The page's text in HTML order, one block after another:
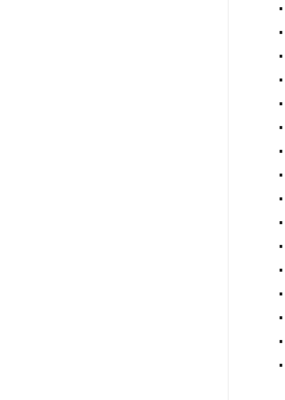
•
•
•
•
•
•
•
•
•
•
•
•
•
•
•
•